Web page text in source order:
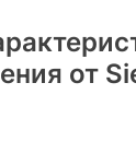
от